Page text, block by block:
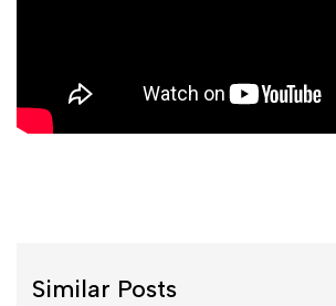
Similar Posts